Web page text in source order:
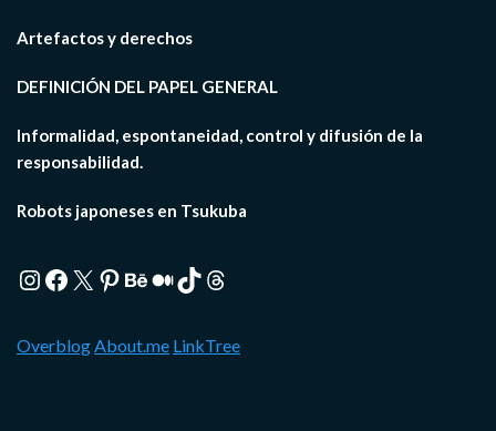
Artefactos y derechos
DEFINICIÓN DEL PAPEL GENERAL
Informalidad, espontaneidad, control y difusión de la
responsabilidad.
Robots japoneses en Tsukuba
Instagram
Facebook
X Pinterest
Behance
Medium
TikTokThreads
OverblogAbout.me LinkTree